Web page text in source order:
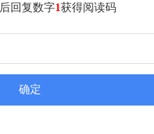
回复数字1获得阅读码
确定